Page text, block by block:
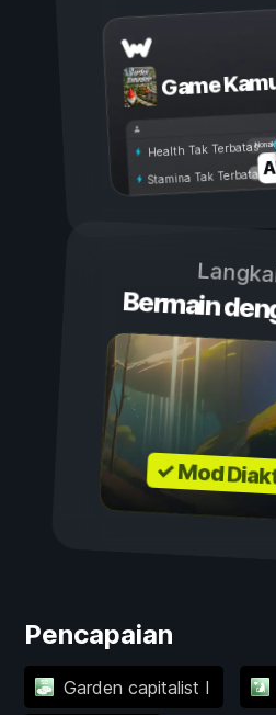
Game
Health Tak Terbatas
Stamina Tak Terbatas
Bermain
✓ Mod
Pencapaian
Garden capitalist I